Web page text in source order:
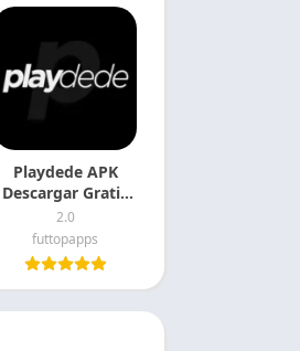
Playdede APK
Descargar Gratis
Para Android
2.0
futtopapps